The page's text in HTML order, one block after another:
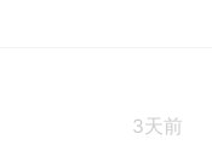
3天前